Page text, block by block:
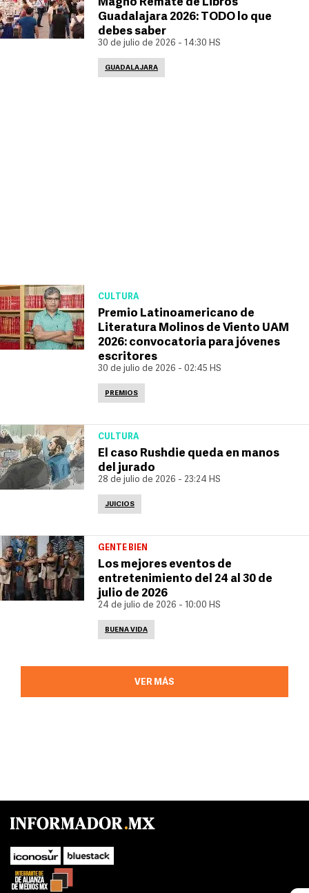
Magno Remate de Libros
Guadalajara 2026: TODO lo que
debes saber
30 de julio de 2026 - 14:30 HS
GUADALAJARA
CULTURA
Premio Latinoamericano de
Literatura Molinos de Viento UAM
2026: convocatoria para jóvenes
escritores
30 de julio de 2026 - 02:45 HS
PREMIOS
CULTURA
El caso Rushdie queda en manos
del jurado
28 de julio de 2026 - 23:24 HS
JUICIOS
GENTE BIEN
Los mejores eventos de
entretenimiento del 24 al 30 de
julio de 2026
24 de julio de 2026 - 10:00 HS
BUENA VIDA
VER MÁS